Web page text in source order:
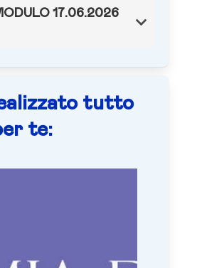
17.06.2026
tutto
te: